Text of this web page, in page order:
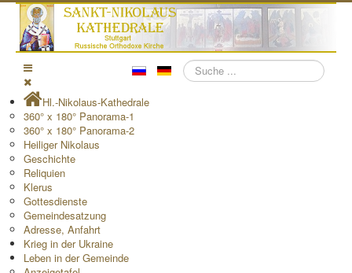
Suchen
Hl.-Nikolaus-Kathedrale
360° x 180° Panorama-1
360° x 180° Panorama-2
Heiliger Nikolaus
Geschichte
Reliquien
Klerus
Gottesdienste
Gemeindesatzung
Adresse, Anfahrt
Krieg in der Ukraine
Leben in der Gemeinde